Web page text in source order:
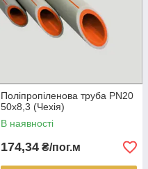
Поліпропіленова труба PN20
50х8,3 (Чехія)
В наявності
174,34 ₴/пог.м